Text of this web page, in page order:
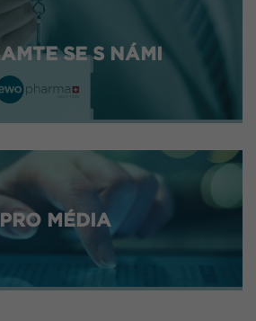
SE S NÁMI
PRO MÉDIA